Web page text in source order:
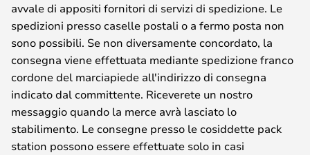
avvale di appositi fornitori di servizi di spedizione. Le
spedizioni presso caselle postali o a fermo posta non
sono possibili. Se non diversamente concordato, la
consegna viene effettuata mediante spedizione franco
cordone del marciapiede all'indirizzo di consegna
indicato dal committente. Riceverete un nostro
messaggio quando la merce avrà lasciato lo
stabilimento. Le consegne presso le cosiddette pack
station possono essere effettuate solo in casi